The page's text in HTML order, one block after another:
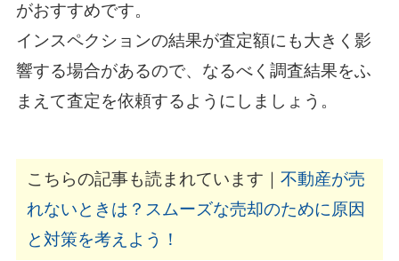
がおすすめです。
インスペクションの結果が査定額にも大きく影
響する場合があるので、なるべく調査結果をふ
まえて査定を依頼するようにしましょう。
こちらの記事も読まれています｜ 不動産が売
れないときは？スムーズな売却のために原因
と対策を考えよう！